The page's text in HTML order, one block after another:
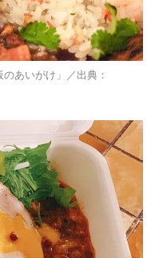
あいがけ」／出典：